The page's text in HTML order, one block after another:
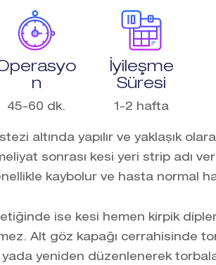
n
45-60 dk.
İyileşme
Süresi
1-2 hafta
altında yapılır ve yaklaşık
sonrası kesi yeri strip adı
kaybolur ve hasta normal
ise kesi hemen kirpik
Alt göz kapağı cerrahisinde
yada yeniden düzenlenerek